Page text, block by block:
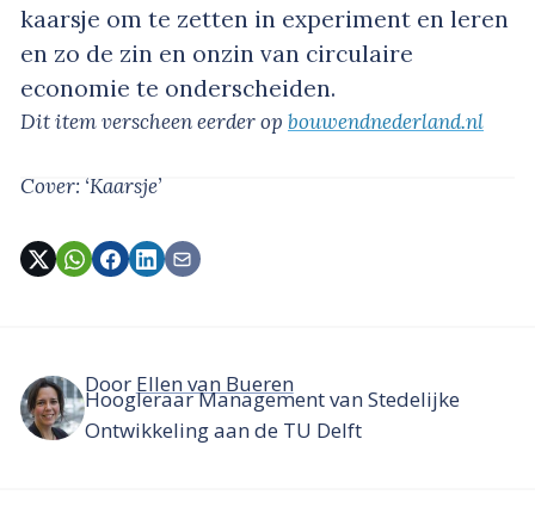
kaarsje om te zetten in experiment en leren
en zo de zin en onzin van circulaire
economie te onderscheiden.
Dit item verscheen eerder op bouwendnederland.nl
Cover: ‘Kaarsje’
Door Ellen van Bueren
Hoogleraar Management van Stedelijke
Ontwikkeling aan de TU Delft